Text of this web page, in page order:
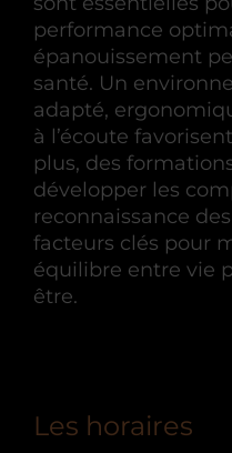
performance
épanouissement
santé. Un
adapté,
à l’écoute
plus, des
développer les
reconnaissance
facteurs clés pour
équilibre entre vie
être.
Les horaires